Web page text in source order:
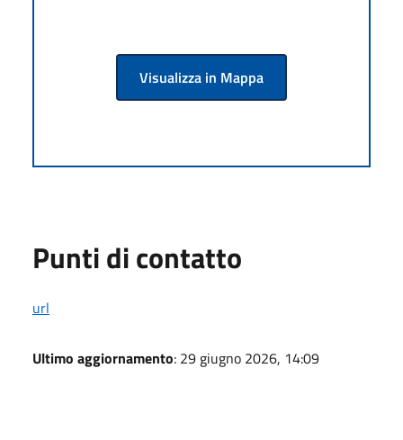
Visualizza in Mappa
Punti di contatto
url
Ultimo aggiornamento: 29 giugno 2026, 14:09